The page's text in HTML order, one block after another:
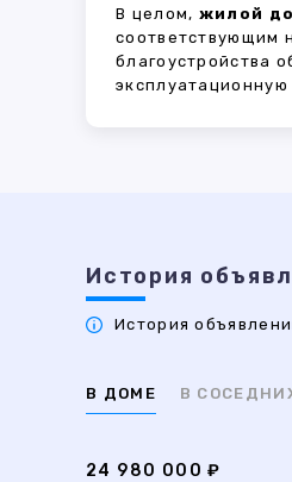
В целом, жилой
соответствующим
благоустройства
эксплуатационную
История
История
В ДОМЕ В
24 980 000 ₽